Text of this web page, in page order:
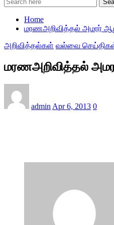
Home
மரணஅறிவித்தல் அமரர்
அறிவித்தல்கள் வல்வை
மரணஅறிவித்தல்
admin Apr 6, 2013 0